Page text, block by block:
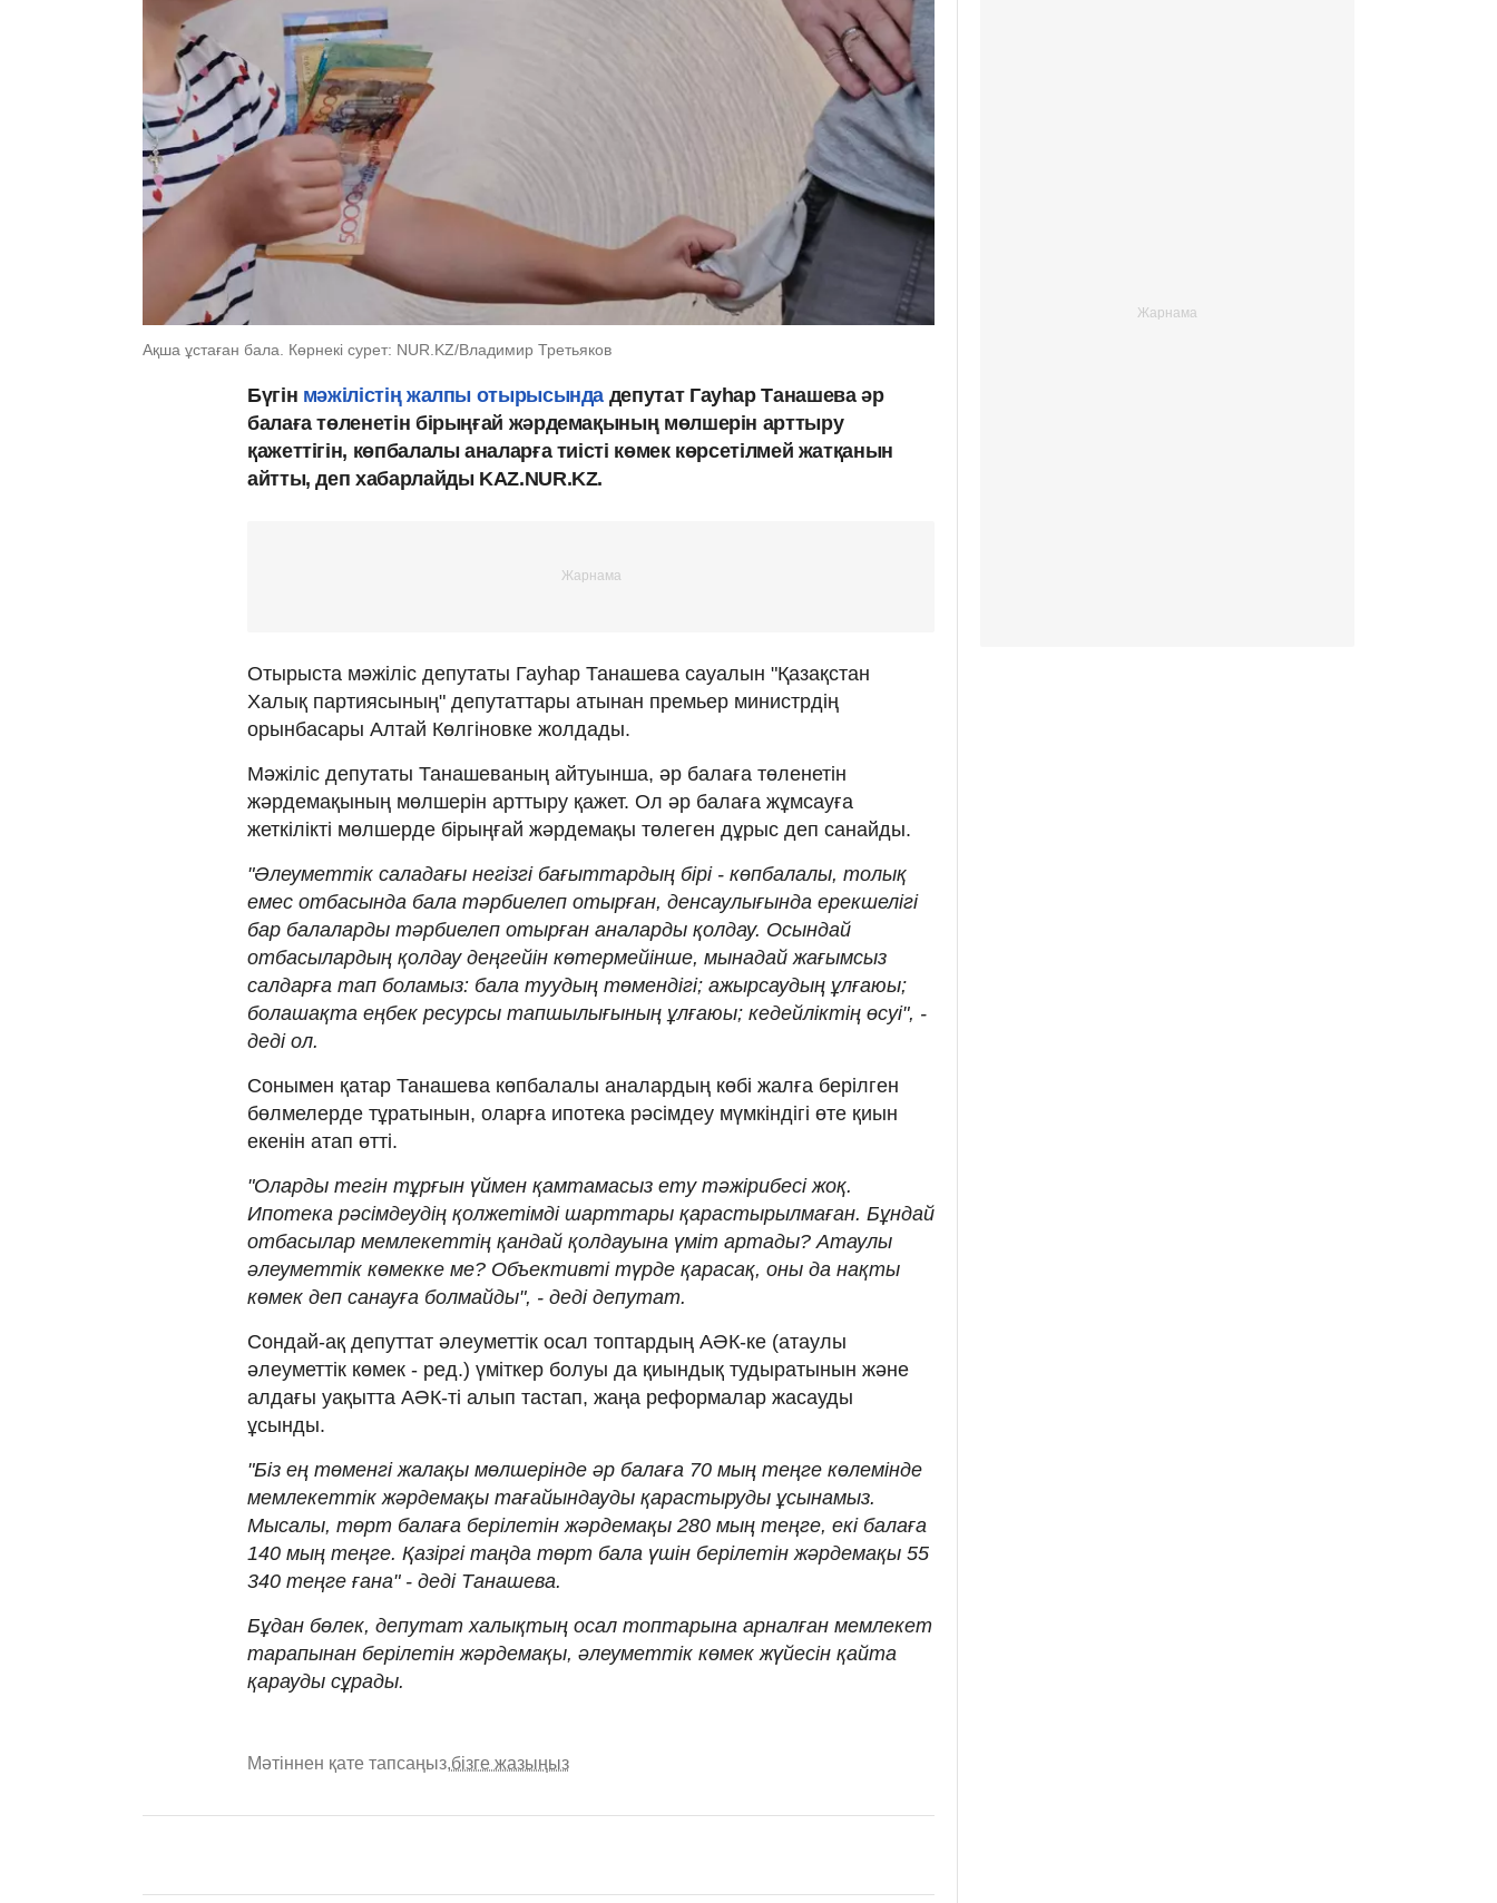
Ақша ұстаған бала. Көрнекі сурет: NUR.KZ/Владимир Третьяков
Бүгін мәжілістің жалпы отырысында депутат Гауһар Танашева әр
балаға төленетін бірыңғай жәрдемақының мөлшерін арттыру
қажеттігін, көпбалалы аналарға тиісті көмек көрсетілмей жатқанын
айтты, деп хабарлайды KAZ.NUR.KZ.
Отырыста мәжіліс депутаты Гауһар Танашева сауалын "Қазақстан
Халық партиясының" депутаттары атынан премьер министрдің
орынбасары Алтай Көлгіновке жолдады.
Мәжіліс депутаты Танашеваның айтуынша, әр балаға төленетін
жәрдемақының мөлшерін арттыру қажет. Ол әр балаға жұмсауға
жеткілікті мөлшерде бірыңғай жәрдемақы төлеген дұрыс деп санайды.
"Әлеуметтік саладағы негізгі бағыттардың бірі - көпбалалы, толық
емес отбасында бала тәрбиелеп отырған, денсаулығында ерекшелігі
бар балаларды тәрбиелеп отырған аналарды қолдау. Осындай
отбасылардың қолдау деңгейін көтермейінше, мынадай жағымсыз
салдарға тап боламыз: бала туудың төмендігі; ажырсаудың ұлғаюы;
болашақта еңбек ресурсы тапшылығының ұлғаюы; кедейліктің өсуі", -
деді ол.
Сонымен қатар Танашева көпбалалы аналардың көбі жалға берілген
бөлмелерде тұратынын, оларға ипотека рәсімдеу мүмкіндігі өте қиын
екенін атап өтті.
"Оларды тегін тұрғын үймен қамтамасыз ету тәжірибесі жоқ.
Ипотека рәсімдеудің қолжетімді шарттары қарастырылмаған. Бұндай
отбасылар мемлекеттің қандай қолдауына үміт артады? Атаулы
әлеуметтік көмекке ме? Объективті түрде қарасақ, оны да нақты
көмек деп санауға болмайды", - деді депутат.
Сондай-ақ депуттат әлеуметтік осал топтардың АӘК-ке (атаулы
әлеуметтік көмек - ред.) үміткер болуы да қиындық тудыратынын және
алдағы уақытта АӘК-ті алып тастап, жаңа реформалар жасауды
ұсынды.
"Біз ең төменгі жалақы мөлшерінде әр балаға 70 мың теңге көлемінде
мемлекеттік жәрдемақы тағайындауды қарастыруды ұсынамыз.
Мысалы, төрт балаға берілетін жәрдемақы 280 мың теңге, екі балаға
140 мың теңге. Қазіргі таңда төрт бала үшін берілетін жәрдемақы 55
340 теңге ғана" - деді Танашева.
Бұдан бөлек, депутат халықтың осал топтарына арналған мемлекет
тарапынан берілетін жәрдемақы, әлеуметтік көмек жүйесін қайта
қарауды сұрады.
Мәтіннен қате тапсаңыз,бізге жазыңыз